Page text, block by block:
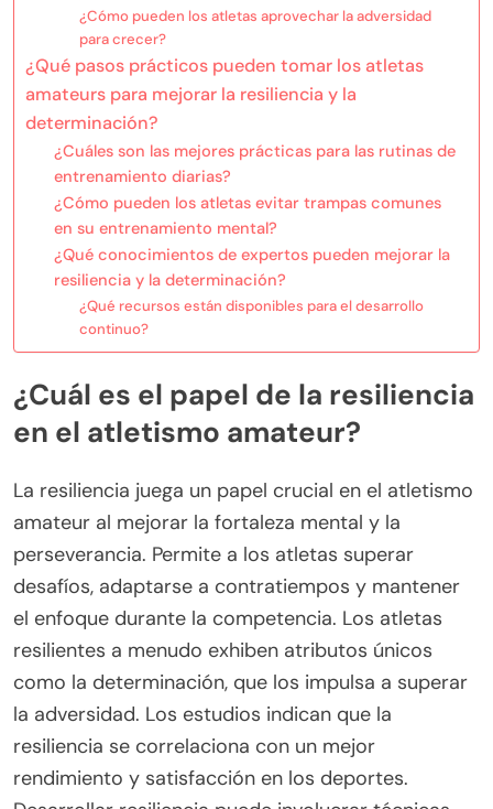
¿Cómo pueden los atletas aprovechar la adversidad
para crecer?
¿Qué pasos prácticos pueden tomar los atletas
amateurs para mejorar la resiliencia y la
determinación?
¿Cuáles son las mejores prácticas para las rutinas de
entrenamiento diarias?
¿Cómo pueden los atletas evitar trampas comunes
en su entrenamiento mental?
¿Qué conocimientos de expertos pueden mejorar la
resiliencia y la determinación?
¿Qué recursos están disponibles para el desarrollo
continuo?
¿Cuál es el papel de la resiliencia
en el atletismo amateur?
La resiliencia juega un papel crucial en el atletismo
amateur al mejorar la fortaleza mental y la
perseverancia. Permite a los atletas superar
desafíos, adaptarse a contratiempos y mantener
el enfoque durante la competencia. Los atletas
resilientes a menudo exhiben atributos únicos
como la determinación, que los impulsa a superar
la adversidad. Los estudios indican que la
resiliencia se correlaciona con un mejor
rendimiento y satisfacción en los deportes.